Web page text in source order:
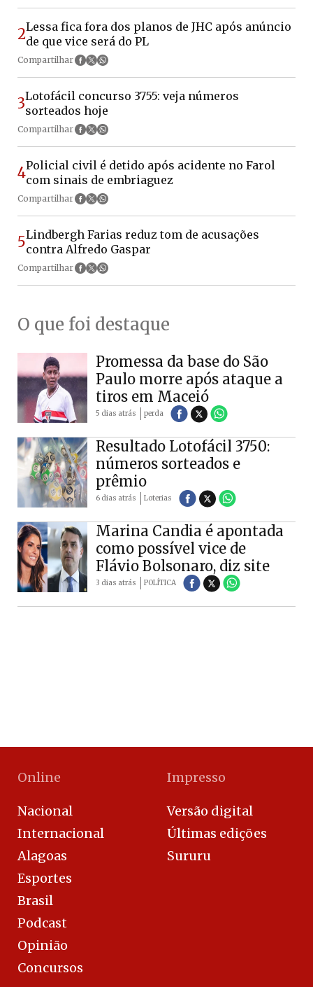
2Lessa fica fora dos planos de JHC após anúncio
de que vice será do PL
Compartilhar
3Lotofácil concurso 3755: veja números
sorteados hoje
Compartilhar
4Policial civil é detido após acidente no Farol
com sinais de embriaguez
Compartilhar
5Lindbergh Farias reduz tom de acusações
contra Alfredo Gaspar
Compartilhar
O que foi destaque
Promessa da base do São
Paulo morre após ataque a
tiros em Maceió
5 dias atrás perda
Resultado Lotofácil 3750:
números sorteados e
prêmio
6 dias atrás Loterias
Marina Candia é apontada
como possível vice de
Flávio Bolsonaro, diz site
3 dias atrás POLÍTICA
Online
Nacional
Internacional
Alagoas
Esportes
Brasil
Podcast
Opinião
Concursos
Impresso
Versão digital
Últimas edições
Sururu